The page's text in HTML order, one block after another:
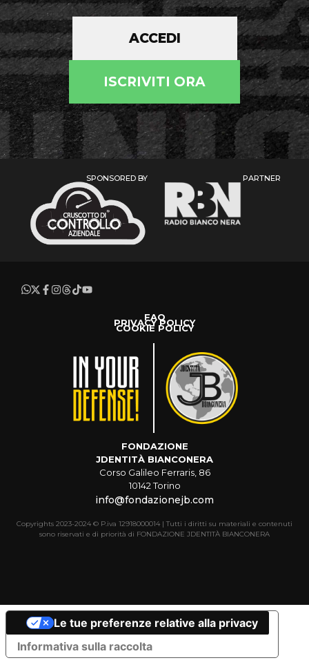
ACCEDI
ISCRIVITI ORA
SPONSORED BY PARTNER
FAQ
PRIVACY POLICY
COOKIE POLICY
FONDAZIONE
JDENTITÀ BIANCONERA
Corso Galileo Ferraris, 86
10142 Torino
info@fondazionejb.com
Copyrights 2023-2024 © P.iva 12918000014 | Tutti i diritti su materiali e contenuti
sono riservati e di priorità di FONDAZIONE JDENTITÀ BIANCONERA
Informativa sulla raccolta
Le tue preferenze relative alla privacy